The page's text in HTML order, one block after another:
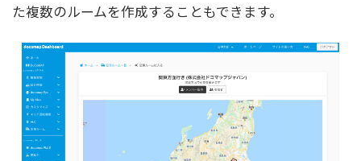
た複数のルームを作成することもできます。